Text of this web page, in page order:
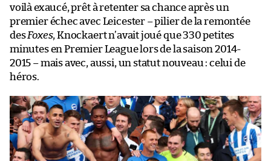
voilà exaucé, prêt à retenter sa chance après un
premier échec avec Leicester – pilier de la remontée
desFoxes, Knockaert n’avait joué que 330 petites
minutes en Premier League lors de la saison 2014-
2015 – mais avec, aussi, un statut nouveau : celui de
héros.